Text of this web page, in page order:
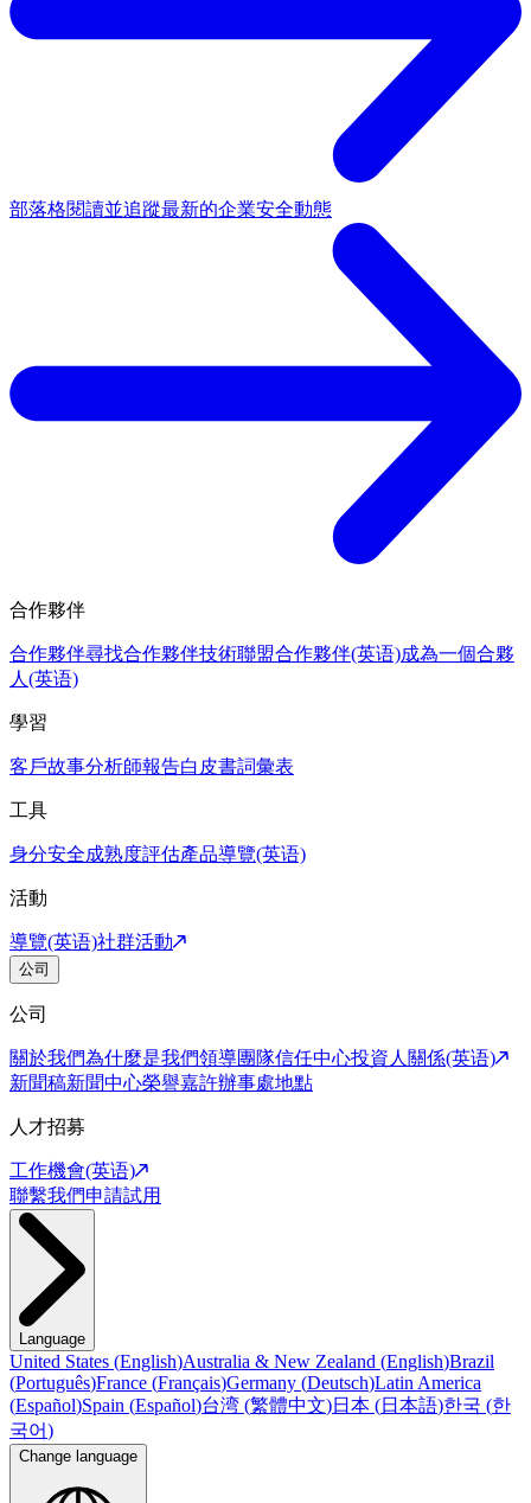
部落格閱讀並追蹤最新的企業安全動態
合作夥伴
合作夥伴尋找合作夥伴技術聯盟合作夥伴(英语)成為一個合夥
人(英语)
學習
客戶故事分析師報告白皮書詞彙表
工具
身分安全成熟度評估產品導覽(英语)
活動
導覽(英语)社群活動
公司
公司
關於我們為什麼是我們領導團隊信任中心投資人關係(英语)
新聞稿新聞中心榮譽嘉許辦事處地點
人才招募
工作機會(英语)
聯繫我們申請試用
Language
United States (English)Australia & New Zealand (English)Brazil
(Português)France (Français)Germany (Deutsch)Latin America
(Español)Spain (Español)台湾 (繁體中文)日本 (日本語)한국 (한
국어)
Change language